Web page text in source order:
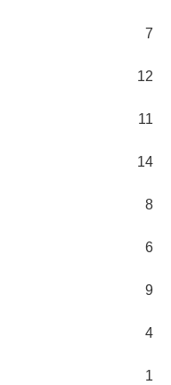
7
12
11
14
8
6
9
4
1